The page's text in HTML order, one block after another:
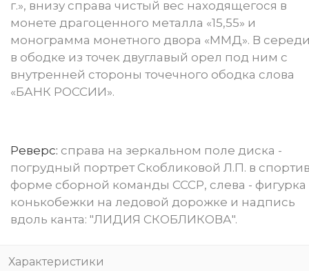
г.», внизу справа чистый вес находящегося в
монете драгоценного металла «15,55» и
монограмма монетного двора «ММД». В
в ободке из точек двуглавый орел под ним с
внутренней стороны точечного ободка слова
«БАНК РОССИИ».
Реверс: cправа на зеркальном поле диска -
погрудный портрет Скобликовой Л.П. в
форме сборной команды СССР, слева - фигурка
конькобежки на ледовой дорожке и надпись
вдоль канта: "ЛИДИЯ СКОБЛИКОВА".
Характеристики